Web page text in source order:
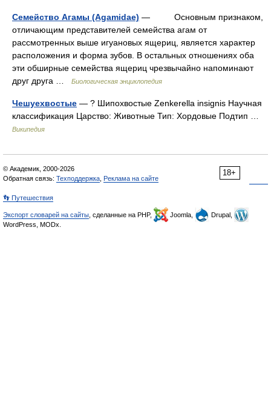
Семейство Агамы (Agamidae) — Основным признаком,
отличающим представителей семейства агам от
рассмотренных выше игуановых ящериц, является характер
расположения и форма зубов. В остальных отношениях оба
эти обширные семейства ящериц чрезвычайно напоминают
друг друга …
Биологическая энциклопедия
Чешуехвостые — ? Шипохвостые Zenkerella insignis Научная
классификация Царство: Животные Тип: Хордовые Подтип …
Википедия
18+
© Академик, 2000-2026
Обратная связь: Техподдержка Реклама на сайте
👣 Путешествия
Экспорт словарей на сайты , сделанные на PHP, Joomla,
Drupal,
WordPress, MODx.